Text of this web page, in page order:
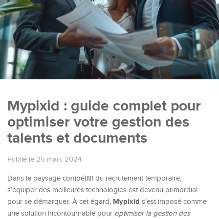
Mypixid : guide complet pour
optimiser votre gestion des
talents et documents
Publié le 25 mars 2024
Dans le paysage compétitif du recrutement temporaire,
s’équiper des meilleures technologies est devenu primordial
pour se démarquer. À cet égard, Mypixid s’est imposé comme
une solution incontournable pour optimiser la gestion des